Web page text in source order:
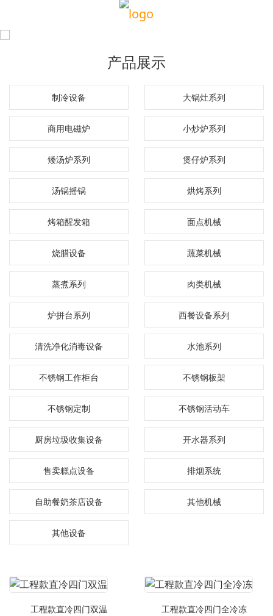
产品展示
制冷设备 大锅灶系列
商用电磁炉 小炒炉系列
矮汤炉系列 煲仔炉系列
汤锅摇锅 烘烤系列
烤箱醒发箱 面点机械
烧腊设备 蔬菜机械
蒸煮系列 肉类机械
炉拼台系列 西餐设备系列
清洗净化消毒设备 水池系列
不锈钢工作柜台 不锈钢板架
不锈钢定制 不锈钢活动车
厨房垃圾收集设备 开水器系列
售卖糕点设备 排烟系统
自助餐奶茶店设备 其他机械
其他设备
工程款直冷四门双温 工程款直冷四门全冷冻